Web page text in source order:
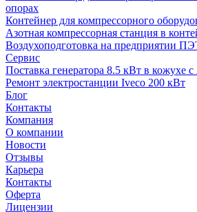
опорах
Контейнер для компрессорного
Азотная компрессорная станция в
Воздухоподготовка на предприятии
Сервис
Поставка генератора 8.5 кВт в кожухе
Ремонт электростанции Iveco 200 кВт
Блог
Контакты
Компания
О компании
Новости
Отзывы
Карьера
Контакты
Оферта
Лицензии